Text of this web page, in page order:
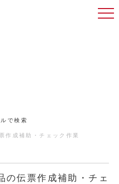
で検索
作成補助・チェック作業
の伝票作成補助・チェ